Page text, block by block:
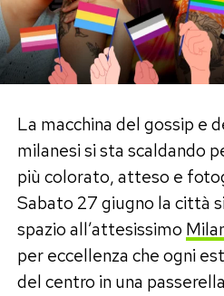
A rilanciare l’iniziativa è
Gori, che ha affidato ai
destinato a far discutere.
« Va bene la mitigazione
climatico, ma quanno ce
l’adattamento.»
Una frase che, letta tra le
una critica a quelle
guardato con sospetto
La macchina del gossip e
milanesi si sta scaldando
più colorato, atteso e
Sabato 27 giugno la città
spazio all’attesissimo
per eccellenza che ogni
del centro in una